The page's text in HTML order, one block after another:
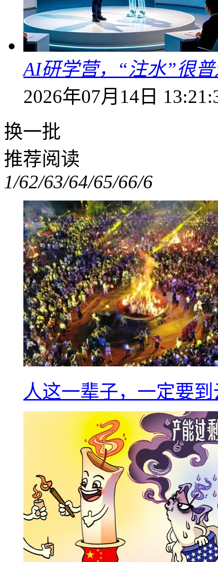
AI研学营，“注水”很
2026年07月14日
换一批
推荐阅读
1/62/63/64/65/66/6
人这一辈子，一定要